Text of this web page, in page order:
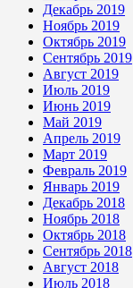
Декабрь 2019
Ноябрь 2019
Октябрь 2019
Сентябрь 2019
Август 2019
Июль 2019
Июнь 2019
Май 2019
Апрель 2019
Март 2019
Февраль 2019
Январь 2019
Декабрь 2018
Ноябрь 2018
Октябрь 2018
Сентябрь 2018
Август 2018
Июль 2018